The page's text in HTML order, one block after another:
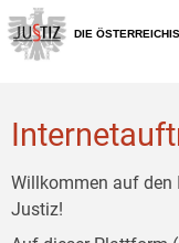
Zur
Hauptnavigation
[1]
Zum
Inhalt
[2]
DIE
Willkommen auf den
Justiz!